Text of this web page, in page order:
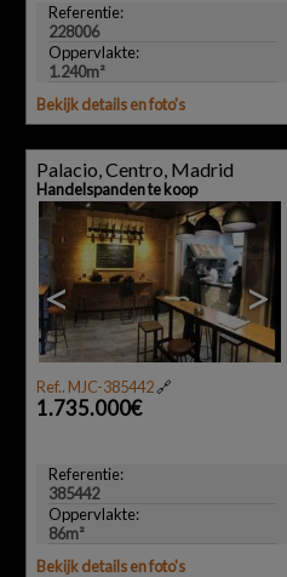
Referentie:
228006
Oppervlakte:
1.240m²
Bekijk details en foto's
Palacio, Centro, Madrid
Handelspanden te koop
< >
Ref.. MJC-385442🔗
1.735.000€
Referentie:
385442
Oppervlakte:
86m²
Bekijk details en foto's